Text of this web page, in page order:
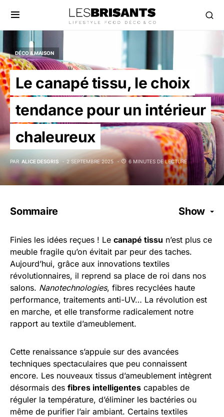
DÉCO & MAISON
Le canapé tissu, le choix
tendance pour un intérieur
chaleureux
PAR ALICE DESGRIS 2 SEPTEMBRE 2025 6 MINUTES DE LECTURE
Sommaire Show
Finies les idées reçues ! Le canapé tissu n’est plus ce
meuble fragile qu’on évitait par peur des taches.
Aujourd’hui, grâce aux innovations textiles
révolutionnaires, il reprend sa place de roi dans nos
salons. Nanotechnologies, fibres recyclées haute
performance, traitements anti-UV… La révolution est
en marche, et elle transforme radicalement notre
rapport au textile d’ameublement.
Cette renaissance s’appuie sur des avancées
techniques spectaculaires que peu connaissent
encore. Les nouveaux tissus d’ameublement intègrent
désormais des fibres intelligentes capables de
réguler la température, d’éliminer les bactéries ou
même de purifier l’air ambiant. Certains textiles